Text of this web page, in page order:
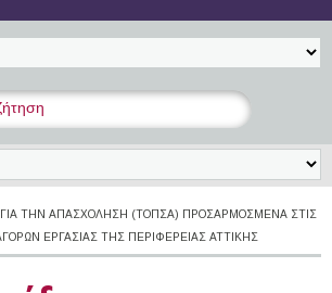
ΓΙΑ ΤΗΝ ΑΠΑΣΧΌΛΗΣΗ (ΤΟΠΣΑ) ΠΡΟΣΑΡΜΟΣΜΈΝΑ ΣΤΙΣ
ΕΡΓΑΣΊΑΣ ΤΗΣ ΠΕΡΙΦΈΡΕΙΑΣ ΑΤΤΙΚΉΣ